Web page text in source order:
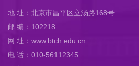
地 址：北京市昌平区立汤路168号
邮 编：102218
网 址：www.btch.edu.cn
电 话：010-56112345